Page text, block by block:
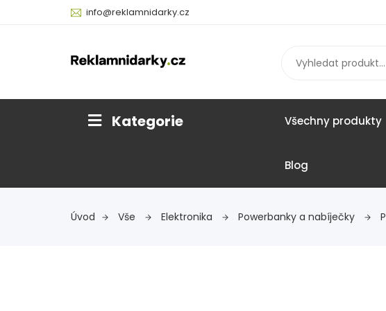
info@reklamnidarky.cz
Kategorie Všechny produkty
Blog
Úvod Vše Elektronika Powerbanky a nabíječky